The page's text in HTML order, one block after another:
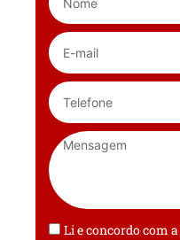
Li e concordo com a